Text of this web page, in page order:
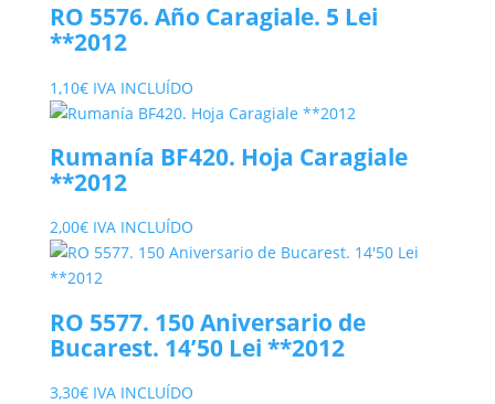
RO 5576. Año Caragiale. 5 Lei
**2012
1,10€ IVA INCLUÍDO
Rumanía BF420. Hoja Caragiale
**2012
2,00€ IVA INCLUÍDO
RO 5577. 150 Aniversario de
Bucarest. 14’50 Lei **2012
3,30€ IVA INCLUÍDO